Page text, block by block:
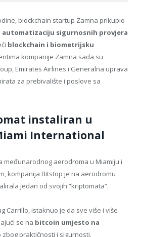
blockchain startup Zamna prikupio
automatizaciju sigurnosnih provjera
blockchain i biometrijsku
kompanije Zamna sada su
Emirates Airlines i Generalna uprava
za prebivalište i poslove sa
instaliran u
International
međunarodnog aerodroma u Miamiju i
kompanija Bitstop je na aerodromu
jedan od svojih “kriptomata”.
Carrillo, istaknuo je da sve više i više
se na bitcoin umjesto na
zbog praktičnosti i sigurnosti.